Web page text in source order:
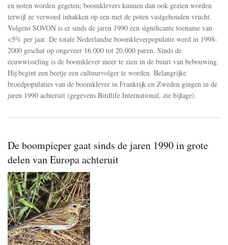
de
jaren
1990
en noten worden gegeten; boomklevers kunnen dan ook gezien worden
terwijl ze verwoed inhakken op een met de poten vastgehouden vrucht.
Volgens SOVON is er sinds de jaren 1990 een significante toename van
<5% per jaar. De totale Nederlandse boomkleverpopulatie werd in 1998-
2000 geschat op ongeveer 16.000 tot 20.000 paren. Sinds de
eeuwwisseling is de boomklever meer te zien in de buurt van bebouwing.
Hij begint een beetje een cultuurvolger te worden. Belangrijke
broedpopulaties van de boomklever in Frankrijk en Zweden gingen in de
jaren 1990 achteruit (gegevens Birdlife International, zie bijlage).
De boompieper gaat sinds de jaren 1990 in grote
delen van Europa achteruit